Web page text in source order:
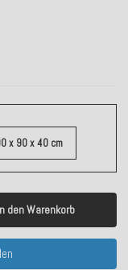
x 90 x 40 cm
den Warenkorb